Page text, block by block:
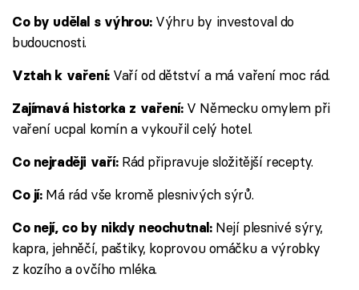
Co by udělal s výhrou:Výhru by investoval do
budoucnosti.
Vztah k vaření:Vaří od dětství a má vaření moc rád.
Zajímavá historka z vaření:V Německu omylem při
vaření ucpal komín a vykouřil celý hotel.
Co nejraději vaří:Rád připravuje složitější recepty.
Co jí:Má rád vše kromě plesnivých sýrů.
Co nejí, co by nikdy neochutnal:Nejí plesnivé sýry,
kapra, jehněčí, paštiky, koprovou omáčku a výrobky
z kozího a ovčího mléka.